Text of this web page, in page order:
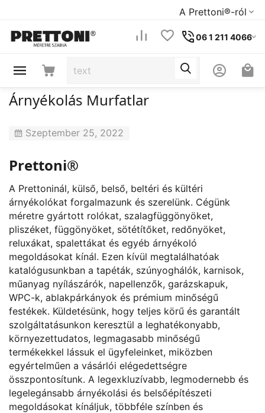
A Prettoni®-ról
06 1 211 4066
Árnyékolás Murfatlar
Szeptember 25, 2022
Prettoni®
A Prettoninál, külső, belső, beltéri és kültéri
árnyékolókat forgalmazunk és szerelünk. Cégünk
méretre gyártott rolókat, szalagfüggönyöket,
pliszéket, függönyöket, sötétítőket, redőnyöket,
reluxákat, spalettákat és egyéb árnyékoló
megoldásokat kínál. Ezen kívül megtalálhatóak
katalógusunkban a tapéták, szúnyoghálók, karnisok,
műanyag nyílászárók, napellenzők, garázskapuk,
WPC-k, ablakpárkányok és prémium minőségű
festékek. Küldetésünk, hogy teljes körű és garantált
szolgáltatásunkon keresztül a leghatékonyabb,
környezettudatos, legmagasabb minőségű
termékekkel lássuk el ügyfeleinket, miközben
egyértelműen a vásárlói elégedettségre
összpontosítunk. A legexkluzívabb, legmodernebb és
legelegánsabb árnyékolási és belsőépítészeti
megoldásokat kínáljuk, többféle színben és